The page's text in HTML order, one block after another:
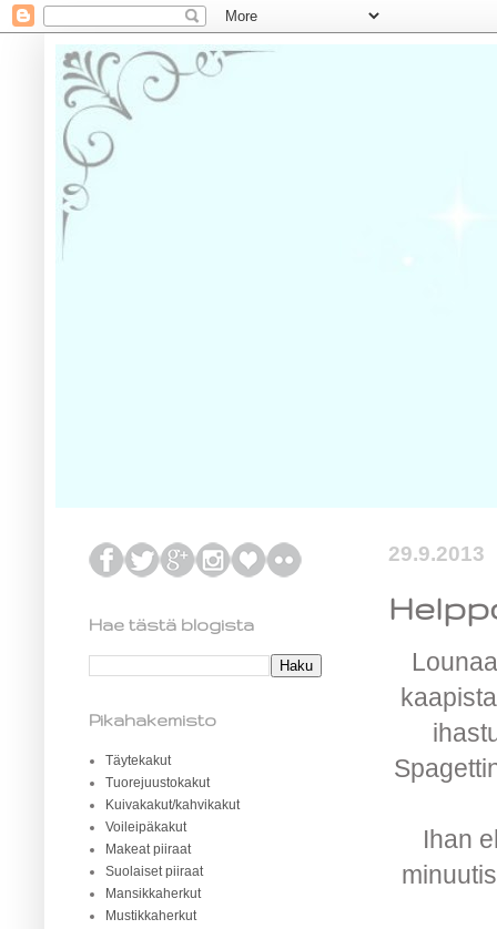
29.9.2013
Ihan
Hae tästä blogista
Pikahakemisto
Täytekakut
Tuorejuustokakut
Kuivakakut/kahvikakut
Voileipäkakut
Makeat piiraat
Suolaiset piiraat
Mansikkaherkut
Mustikkaherkut